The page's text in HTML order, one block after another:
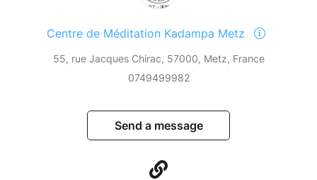
Centre de Méditation Kadampa Metz
55, rue Jacques Chirac, 57000, Metz, France
0749499982
Send a message